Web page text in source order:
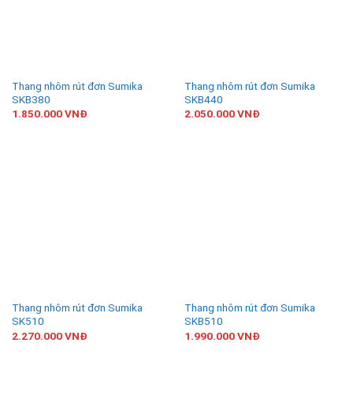
Thang nhôm rút đơn Sumika
SKB380
1.850.000VNĐ
Thang nhôm rút đơn Sumika
SKB440
2.050.000VNĐ
Thang nhôm rút đơn Sumika
SK510
2.270.000VNĐ
Thang nhôm rút đơn Sumika
SKB510
1.990.000VNĐ